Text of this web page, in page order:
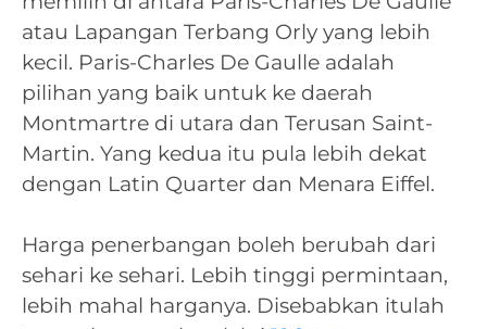
atau Lapangan Terbang Orly yang lebih
kecil. Paris-Charles De Gaulle adalah
pilihan yang baik untuk ke daerah
Montmartre di utara dan Terusan Saint-
Martin. Yang kedua itu pula lebih dekat
dengan Latin Quarter dan Menara Eiffel.
Harga penerbangan boleh berubah dari
sehari ke sehari. Lebih tinggi permintaan,
lebih mahal harganya. Disebabkan itulah